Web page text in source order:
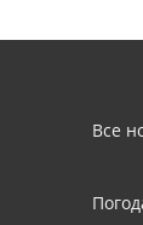
Все